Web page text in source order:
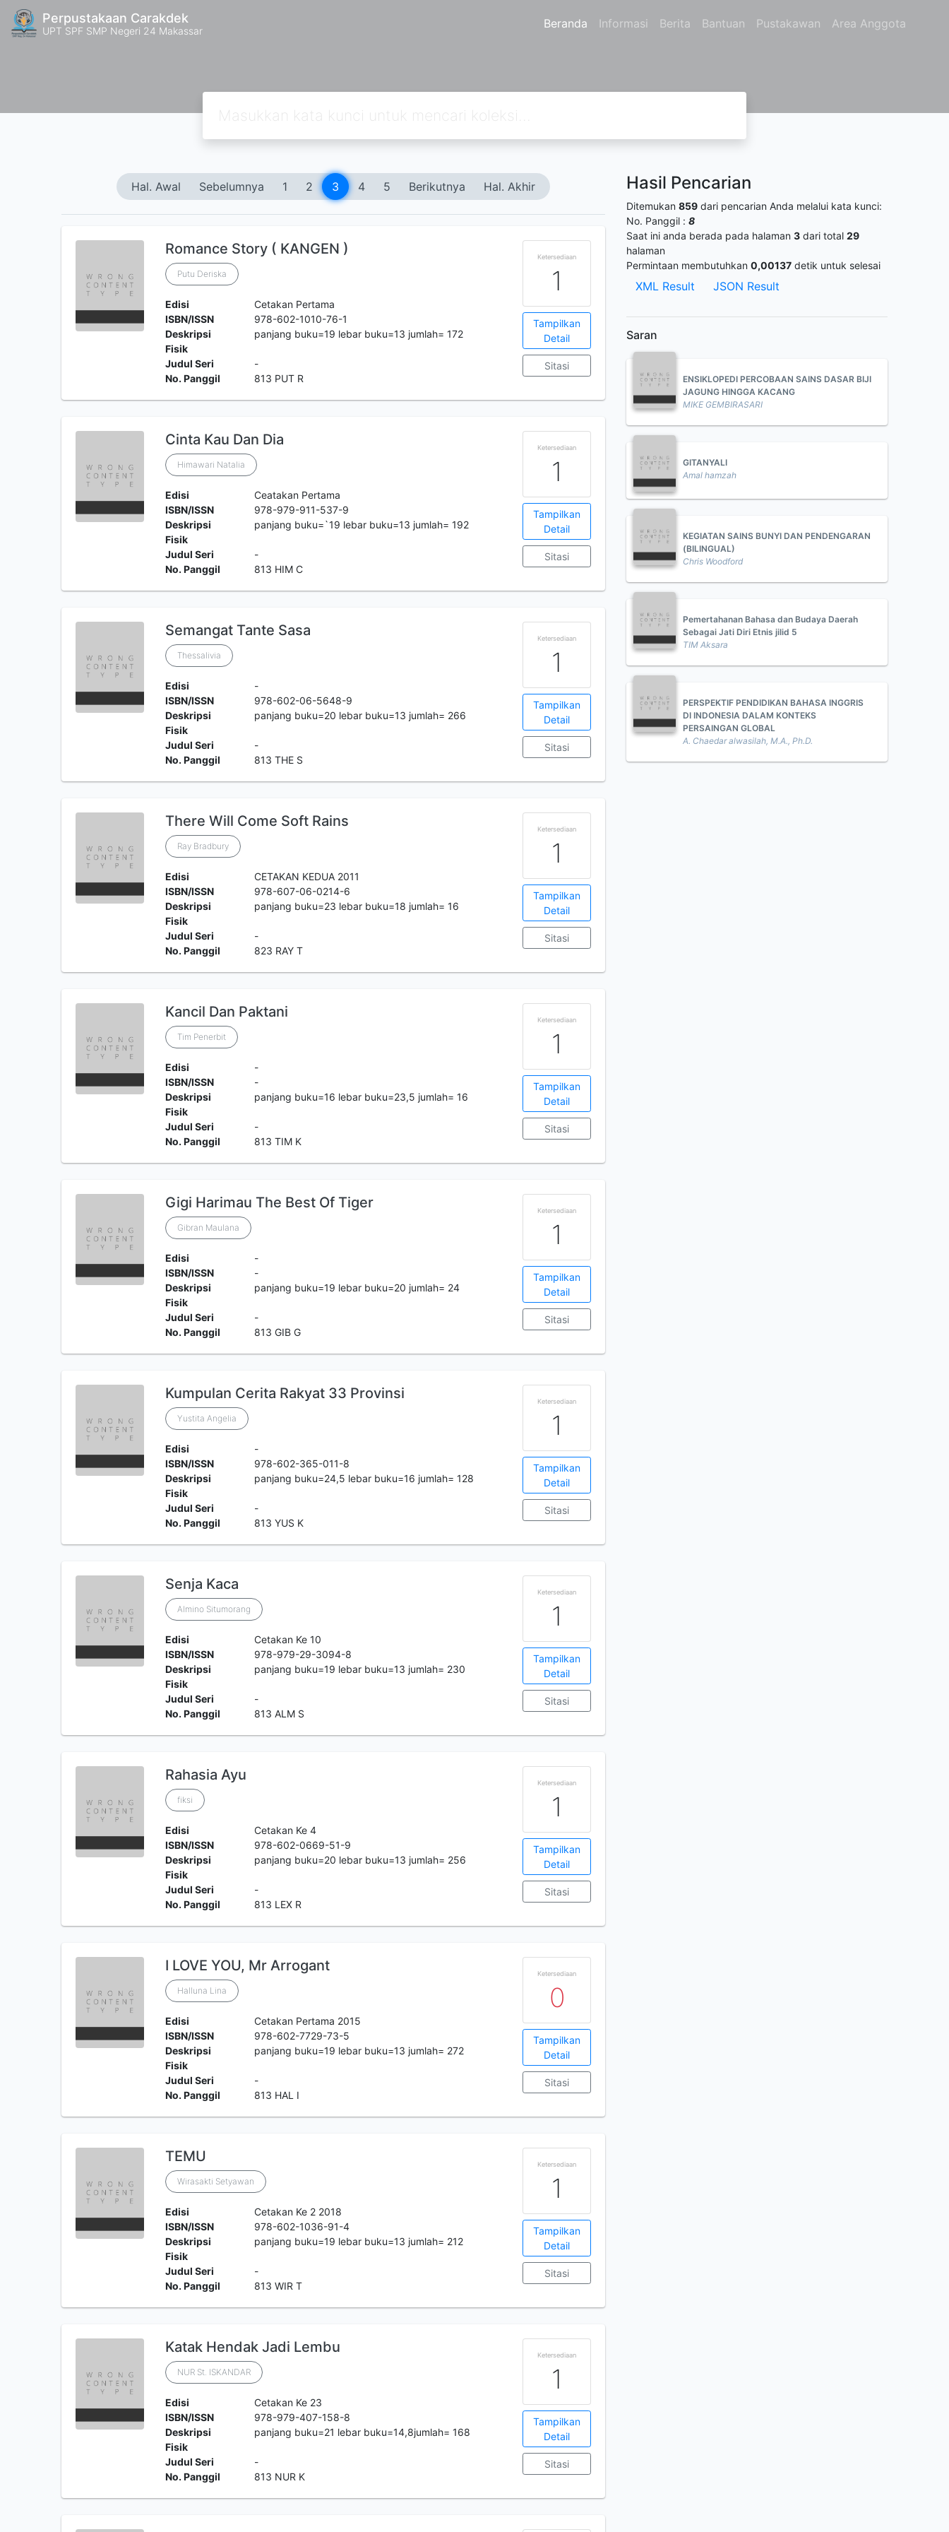
Perpustakaan Carakdek
UPT SPF SMP Negeri 24 Makassar Beranda Informasi Berita Bantuan Pustakawan Area Anggota
Hal. Awal Sebelumnya 1 2 3 4 5 Berikutnya Hal. Akhir
Romance Story ( KANGEN )
Putu Deriska
Edisi
Cetakan Pertama
ISBN/ISSN
978-602-1010-76-1
Deskripsi
Fisik
panjang buku=19 lebar buku=13 jumlah= 172
Judul Seri
-
No. Panggil
813 PUT R
Ketersediaan
1
Tampilkan
Detail
Sitasi
Cinta Kau Dan Dia
Himawari Natalia
Edisi
Ceatakan Pertama
ISBN/ISSN
978-979-911-537-9
Deskripsi
Fisik
panjang buku=`19 lebar buku=13 jumlah= 192
Judul Seri
-
No. Panggil
813 HIM C
Ketersediaan
1
Tampilkan
Detail
Sitasi
Semangat Tante Sasa
Thessalivia
Edisi
-
ISBN/ISSN
978-602-06-5648-9
Deskripsi
Fisik
panjang buku=20 lebar buku=13 jumlah= 266
Judul Seri
-
No. Panggil
813 THE S
Ketersediaan
1
Tampilkan
Detail
Sitasi
There Will Come Soft Rains
Ray Bradbury
Edisi
CETAKAN KEDUA 2011
ISBN/ISSN
978-607-06-0214-6
Deskripsi
Fisik
panjang buku=23 lebar buku=18 jumlah= 16
Judul Seri
-
No. Panggil
823 RAY T
Ketersediaan
1
Tampilkan
Detail
Sitasi
Kancil Dan Paktani
Tim Penerbit
Edisi
-
ISBN/ISSN
-
Deskripsi
Fisik
panjang buku=16 lebar buku=23,5 jumlah= 16
Judul Seri
-
No. Panggil
813 TIM K
Ketersediaan
1
Tampilkan
Detail
Sitasi
Gigi Harimau The Best Of Tiger
Gibran Maulana
Edisi
-
ISBN/ISSN
-
Deskripsi
Fisik
panjang buku=19 lebar buku=20 jumlah= 24
Judul Seri
-
No. Panggil
813 GIB G
Ketersediaan
1
Tampilkan
Detail
Sitasi
Kumpulan Cerita Rakyat 33 Provinsi
Yustita Angelia
Edisi
-
ISBN/ISSN
978-602-365-011-8
Deskripsi
Fisik
panjang buku=24,5 lebar buku=16 jumlah= 128
Judul Seri
-
No. Panggil
813 YUS K
Ketersediaan
1
Tampilkan
Detail
Sitasi
Senja Kaca
Almino Situmorang
Edisi
Cetakan Ke 10
ISBN/ISSN
978-979-29-3094-8
Deskripsi
Fisik
panjang buku=19 lebar buku=13 jumlah= 230
Judul Seri
-
No. Panggil
813 ALM S
Ketersediaan
1
Tampilkan
Detail
Sitasi
Rahasia Ayu
fiksi
Edisi
Cetakan Ke 4
ISBN/ISSN
978-602-0669-51-9
Deskripsi
Fisik
panjang buku=20 lebar buku=13 jumlah= 256
Judul Seri
-
No. Panggil
813 LEX R
Ketersediaan
1
Tampilkan
Detail
Sitasi
I LOVE YOU, Mr Arrogant
Halluna Lina
Edisi
Cetakan Pertama 2015
ISBN/ISSN
978-602-7729-73-5
Deskripsi
Fisik
panjang buku=19 lebar buku=13 jumlah= 272
Judul Seri
-
No. Panggil
813 HAL I
Ketersediaan
0
Tampilkan
Detail
Sitasi
TEMU
Wirasakti Setyawan
Edisi
Cetakan Ke 2 2018
ISBN/ISSN
978-602-1036-91-4
Deskripsi
Fisik
panjang buku=19 lebar buku=13 jumlah= 212
Judul Seri
-
No. Panggil
813 WIR T
Ketersediaan
1
Tampilkan
Detail
Sitasi
Katak Hendak Jadi Lembu
NUR St. ISKANDAR
Edisi
Cetakan Ke 23
ISBN/ISSN
978-979-407-158-8
Deskripsi
Fisik
panjang buku=21 lebar buku=14,8jumlah= 168
Judul Seri
-
No. Panggil
813 NUR K
Ketersediaan
1
Tampilkan
Detail
Sitasi
Hasil Pencarian
Ditemukan 859 dari pencarian Anda melalui kata kunci:
No. Panggil : 8
Saat ini anda berada pada halaman 3 dari total 29
halaman
Permintaan membutuhkan 0,00137 detik untuk selesai
XML Result JSON Result
Saran
ENSIKLOPEDI PERCOBAAN SAINS DASAR BIJI
JAGUNG HINGGA KACANG
MIKE GEMBIRASARI
GITANYALI
Amal hamzah
KEGIATAN SAINS BUNYI DAN PENDENGARAN
(BILINGUAL)
Chris Woodford
Pemertahanan Bahasa dan Budaya Daerah
Sebagai Jati Diri Etnis jilid 5
TIM Aksara
PERSPEKTIF PENDIDIKAN BAHASA INGGRIS
DI INDONESIA DALAM KONTEKS
PERSAINGAN GLOBAL
A. Chaedar alwasilah, M.A., Ph.D.